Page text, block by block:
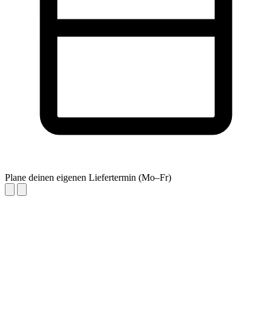
Plane deinen eigenen Liefertermin (Mo–Fr)